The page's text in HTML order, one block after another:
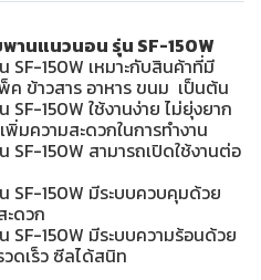
นแนวนอน รุ่น SF-150W
150W เหมาะกับสินค้าที่มี
ค ข้าวสาร อาหาร ขนม เป็นต้น
150W ใช้งานง่าย ไม่ยุ่งยาก
มความสะดวกในการทำงาน
150W สามารถเปิดใช้งานต่อ
SF-150W มีระบบควบคุมด้วย
ะดวก
150W มีระบบความร้อนด้วย
ดเร็ว ซีลได้สนิท